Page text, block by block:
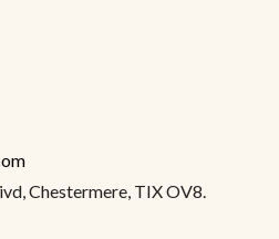
Chestermere, TIX OV8.